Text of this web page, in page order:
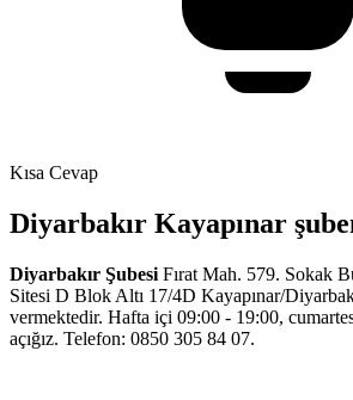
Kısa Cevap
Diyarbakır Kayapınar
Diyarbakır Şubesi Fırat Mah. 579. Sokak
Sitesi D Blok Altı 17/4D Kayapınar/
vermektedir. Hafta içi 09:00 - 19:00,
açığız. Telefon: 0850 305 84 07.